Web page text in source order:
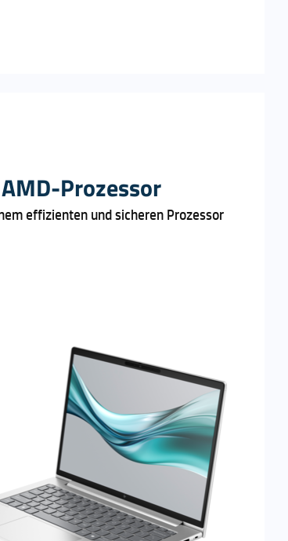
Prozessor
effizienten und sicheren Prozessor